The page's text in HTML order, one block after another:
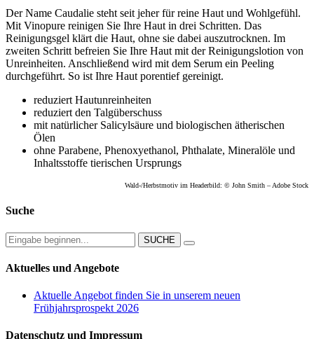
Der Name Caudalie steht seit jeher für reine Haut und Wohlgefühl.
Mit Vinopure reinigen Sie Ihre Haut in drei Schritten. Das
Reinigungsgel klärt die Haut, ohne sie dabei auszutrocknen. Im
zweiten Schritt befreien Sie Ihre Haut mit der Reinigungslotion von
Unreinheiten. Anschließend wird mit dem Serum ein Peeling
durchgeführt. So ist Ihre Haut porentief gereinigt.
reduziert Hautunreinheiten
reduziert den Talgüberschuss
mit natürlicher Salicylsäure und biologischen ätherischen
Ölen
ohne Parabene, Phenoxyethanol, Phthalate, Mineralöle und
Inhaltsstoffe tierischen Ursprungs
Wald-/Herbstmotiv im Headerbild: © John Smith – Adobe Stock
Suche
Aktuelles und Angebote
Aktuelle Angebot finden Sie in unserem neuen
Frühjahrsprospekt 2026
Datenschutz und Impressum